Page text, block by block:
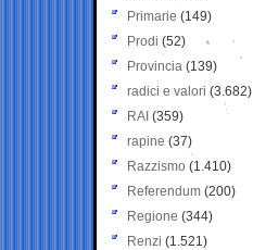
Primarie (149)
Prodi (52)
Provincia (139)
radici e valori (3.682)
RAI (359)
rapine (37)
Razzismo (1.410)
Referendum (200)
Regione (344)
Renzi (1.521)